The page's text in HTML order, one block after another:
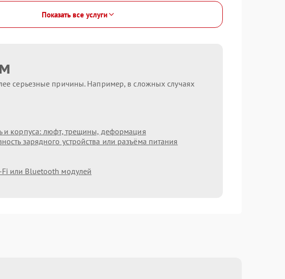
Показать все услуги
серьезные причины. Например, в сложных случаях
и корпуса: люфт, трещины, деформация
зарядного устройства или разъёма питания
или Bluetooth модулей